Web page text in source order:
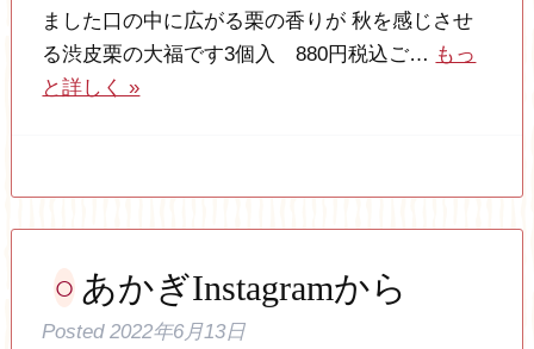
ました口の中に広がる栗の香りが 秋を感じさせ
る渋皮栗の大福です3個入 880円税込ご… もっ
と詳しく »
あかぎInstagramから
Posted2022年6月13日